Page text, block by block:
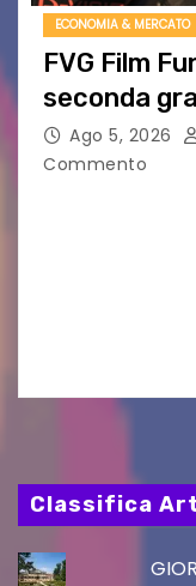
ECONOMIA & MERCATO
FVG Film
seconda
Ago 5, 2026
Commento
Classifica